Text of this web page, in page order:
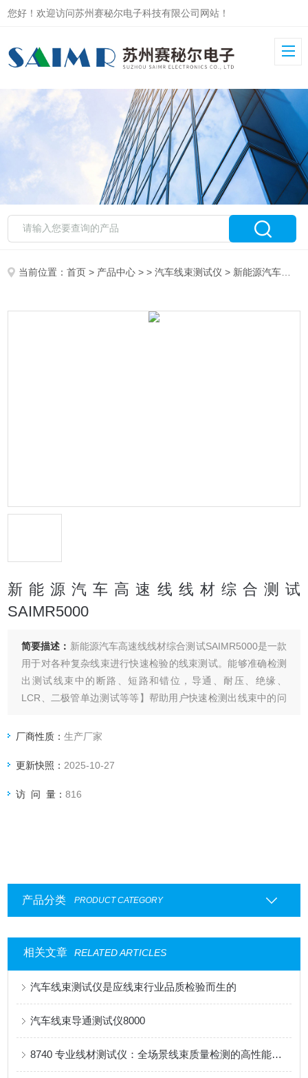
您好！欢迎访问苏州赛秘尔电子科技有限公司网站！
当前位置：首页 > 产品中心 > >汽车线束测试仪 > 新能源汽车高速线线材综合测试SAIMR5000
新能源汽车高速线线材综合测试
SAIMR5000
简要描述： 新能源汽车高速线线材综合测试SAIMR5000是一款
用于对各种复杂线束进行快速检验的线束测试。能够准确检测
出测试线束中的断路、短路和错位，导通、耐压、绝缘、
LCR、二极管单边测试等等】帮助用户快速检测出线束中的问
束中所存在的问题。可满足生产线、进货检验及实验室测量要
厂商性质：生产厂家
更新快照： 2025-10-27
访 问 量：816
产品分类 PRODUCT CATEGORY
相关文章 RELATED ARTICLES
汽车线束测试仪是应线束行业品质检验而生的
汽车线束导通测试仪8000
8740 专业线材测试仪：全场景线束质量检测的高性能解决方案